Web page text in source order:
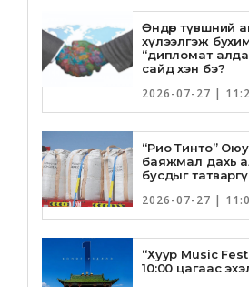
Өндөр түвшний
хүлээлгэж
“дипломат
сайд хэн бэ?
2026-07-27 |
“Рио Тинто”
баяжмал дахь
бусдыг
2026-07-27 |
“Хуур Music
10:00 цагаас